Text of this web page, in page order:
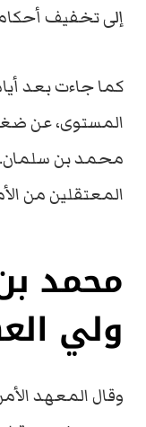
إلى تخفيف
كما جاءت بعد
المستوى، عن
محمد بن سلمان.
المعتقلين من
محمد
ولي
وقال المعهد